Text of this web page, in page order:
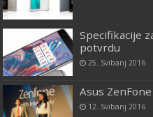
Specifikacije
potvrdu
25. Svibanj 2016
Asus
12. Svibanj 2016